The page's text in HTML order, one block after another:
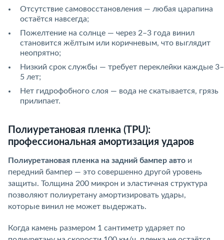
Отсутствие самовосстановления — любая царапина
остаётся навсегда;
Пожелтение на солнце — через 2–3 года винил
становится жёлтым или коричневым, что выглядит
неопрятно;
Низкий срок службы — требует переклейки каждые 3–
5 лет;
Нет гидрофобного слоя — вода не скатывается, грязь
прилипает.
Полиуретановая пленка (TPU):
профессиональная амортизация ударов
Полиуретановая пленка на задний бампер авто и
передний бампер — это совершенно другой уровень
защиты. Толщина 200 микрон и эластичная структура
позволяют полиуретану амортизировать удары,
которые винил не может выдержать.
Когда камень размером 1 сантиметр ударяет по